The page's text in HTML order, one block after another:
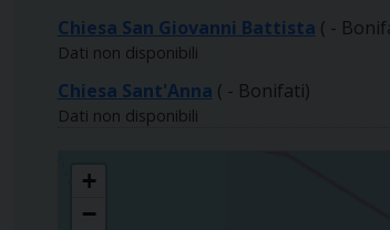
Chiesa San Giovanni Battista ( -
Dati non disponibili
Chiesa Sant'Anna ( - Bonifati)
Dati non disponibili
+
−